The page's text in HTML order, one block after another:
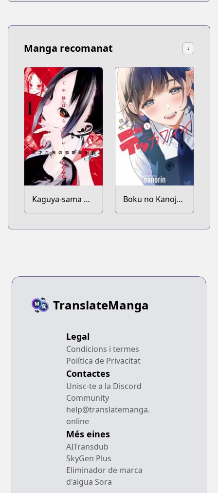
Manga recomanat ↓
Kaguya-sama wa
Kokurasetai:
Boku no Kanojo
wa Dekkawaii
TranslateManga
Legal
Condicions i termes
Política de Privacitat
Contactes
Unisc-te a la Discord
Community
help@translatemanga.
online
Més eines
AITransdub
SkyGen Plus
Eliminador de marca
d'aigua Sora